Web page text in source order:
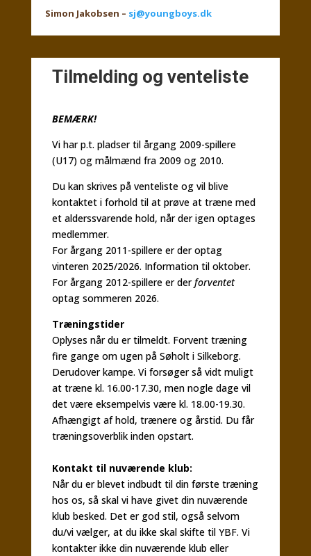
Simon Jakobsen – sj@youngboys.dk
Tilmelding og venteliste
BEMÆRK!
Vi har p.t. pladser til årgang 2009-spillere
(U17) og målmænd fra 2009 og 2010.
Du kan skrives på venteliste og vil blive
kontaktet i forhold til at prøve at træne med
et alderssvarende hold, når der igen optages
medlemmer.
For årgang 2011-spillere er der optag
vinteren 2025/2026. Information til oktober.
For årgang 2012-spillere er derforventet
optag sommeren 2026.
Træningstider
Oplyses når du er tilmeldt. Forvent træning
fire gange om ugen på Søholt i Silkeborg.
Derudover kampe. Vi forsøger så vidt muligt
at træne kl. 16.00-17.30, men nogle dage vil
det være eksempelvis være kl. 18.00-19.30.
Afhængigt af hold, trænere og årstid. Du får
træningsoverblik inden opstart.
Kontakt til nuværende klub:
Når du er blevet indbudt til din første træning
hos os, så skal vi have givet din nuværende
klub besked. Det er god stil, også selvom
du/vi vælger, at du ikke skal skifte til YBF. Vi
kontakter ikke din nuværende klub eller